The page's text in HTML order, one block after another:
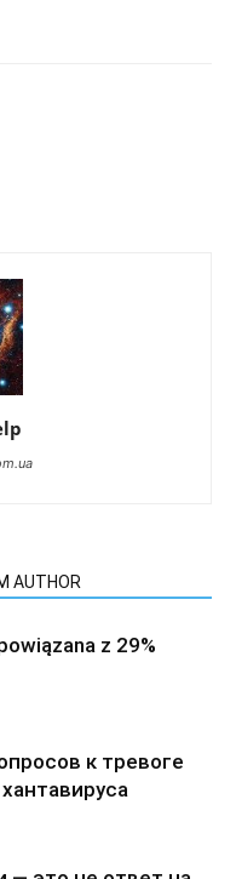
AUTHOR
z 29%
к тревоге